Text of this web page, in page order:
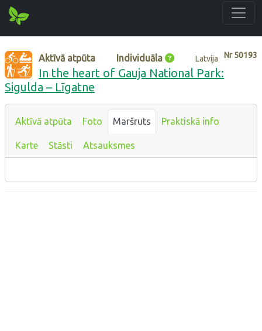
Nr50193
Aktīvā atpūta Individuāla Latvija
In the heart of Gauja National Park:
Sigulda – Līgatne
Aktīvā atpūta Foto Maršruts Praktiskā info
Karte Stāsti Atsauksmes